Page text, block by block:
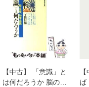
【中古】 「意識」と
は何だろうか 脳の来
ば